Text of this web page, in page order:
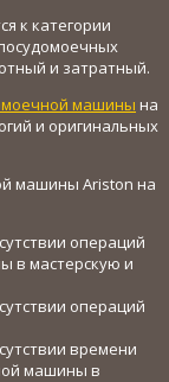
к категории
и затратный.
машины на
и оригинальных
машины Ariston на
операций
в мастерскую и
операций
времени
машины в